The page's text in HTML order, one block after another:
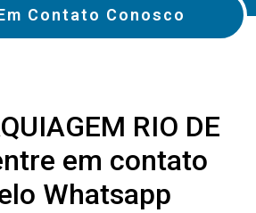
Contato Conosco
RIO DE
em contato
Whatsapp